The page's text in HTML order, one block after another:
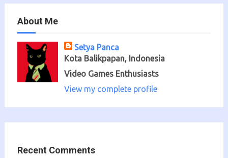
About Me
Setya Panca
Kota Balikpapan, Indonesia
Video Games Enthusiasts
View my complete profile
Recent Comments